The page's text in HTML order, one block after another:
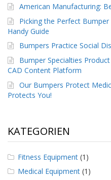
h
t
D
i
n
s
t
l
e
t
u
n
g
e
n
American Manufacturing:
Picking the Perfect
Handy Guide
Bumpers Practice Social
Bumper Specialties
CAD Content Platform
Our Bumpers Protect
Protects You!
KATEGORIEN
Fitness Equipment (1)
Medical Equipment (1)